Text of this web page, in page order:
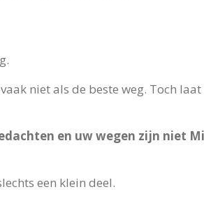
niet als de beste weg. Toch
en uw wegen zijn niet
een klein deel.